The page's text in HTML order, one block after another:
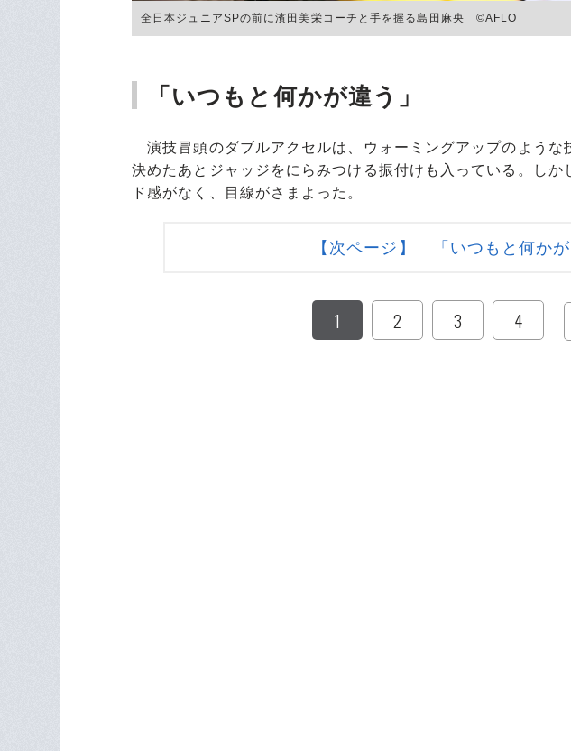
全日本ジュニアSPの前に濱田美栄コーチと手を握る島田麻央 ©︎AFLO
「いつもと何かが違う」
演技冒頭のダブルアクセルは、ウォーミングアップのような
決めたあとジャッジをにらみつける振付けも入っている。しか
ド感がなく、目線がさまよった。
【次ページ】 「いつもと何かが
1 2 3 4